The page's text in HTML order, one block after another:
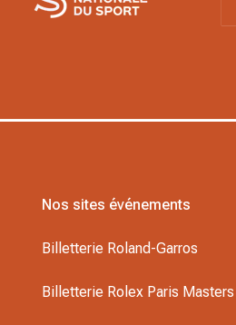
Nos sites événements
Billetterie Roland-Garros
Billetterie Rolex Paris Masters